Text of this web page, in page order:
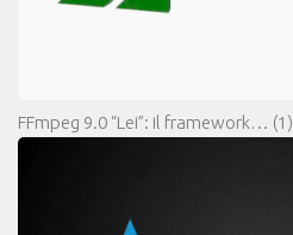
FFmpeg 9.0 “Lei”: il framework… (1)